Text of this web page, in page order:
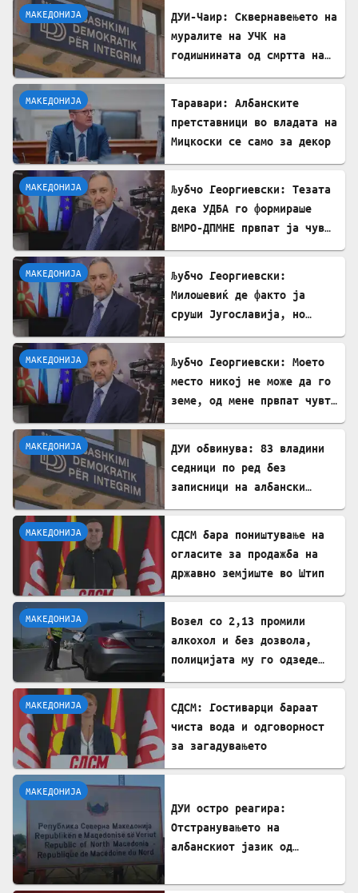
МАКЕДОНИЈА
ДУИ-Чаир: Сквернавењето на
муралите на УЧК на
годишнината од смртта на
МАКЕДОНИЈА
Таравари: Албанските
претставници во владата на
Мицкоски се само за декор
МАКЕДОНИЈА
Љубчо Георгиевски: Тезата
дека УДБА го формираше
ВМРО-ДПМНЕ првпат ја чув
МАКЕДОНИЈА
Љубчо Георгиевски:
Милошевиќ де факто ја
сруши Југославија, но
го видат
МАКЕДОНИЈА
Љубчо Георгиевски: Моето
место никој не може да го
земе, од мене првпат чувте
МАКЕДОНИЈА
ДУИ обвинува: 83 владини
седници по ред без
записници на албански
МАКЕДОНИЈА
СДСМ бара поништување на
огласите за продажба на
државно земјиште во Штип
МАКЕДОНИЈА
Возел со 2,13 промили
алкохол и без дозвола,
полицијата му го одзеде
МАКЕДОНИЈА
СДСМ: Гостиварци бараат
чиста вода и одговорност
за загадувањето
МАКЕДОНИЈА
ДУИ остро реагира:
Отстранувањето на
албанскиот јазик од
тешка провокација